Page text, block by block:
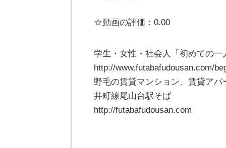
☆動画の評価：0.00
学生・女性・社会人「初めての一
http://www.futabafudousan.com/
野毛の賃貸マンション、賃貸ア
井町線尾山台駅そば
http://futabafudousan.com